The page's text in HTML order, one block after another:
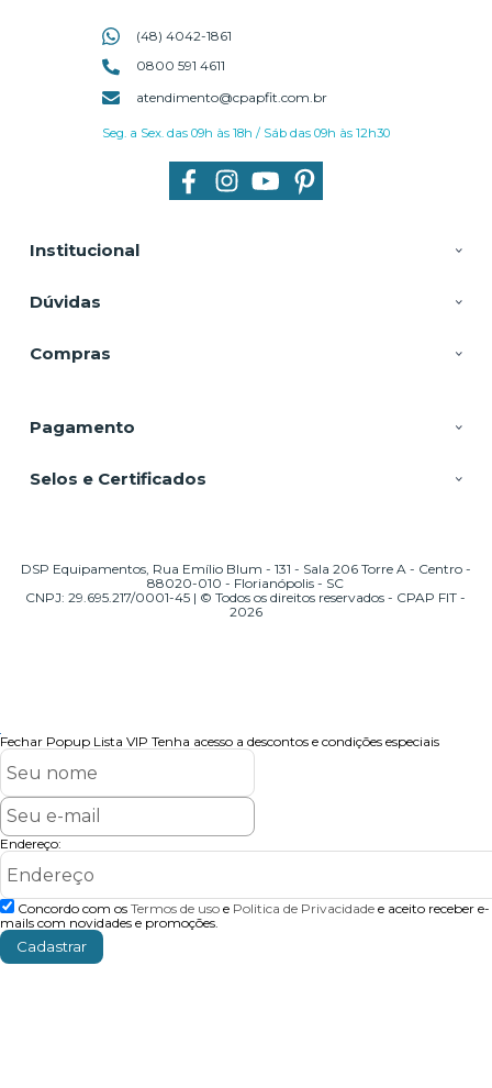
Institucional
Dúvidas
Compras
(48) 4042-1861
0800 591 4611
atendimento@cpapfit.com.br
Seg. a Sex. das 09h às 18h / Sáb das 09h às 12h30
Pagamento
Selos e Certificados
DSP Equipamentos, Rua Emílio Blum - 131 - Sala 206 Torre A - Centro -
88020-010 - Florianópolis - SC
CNPJ: 29.695.217/0001-45 | © Todos os direitos reservados - CPAP FIT -
2026
Fechar Popup Lista VIP Tenha acesso a descontos e condições especiais
Endereço:
Concordo com os Termos de uso e Politica de Privacidade e aceito receber e-
mails com novidades e promoções.
Cadastrar